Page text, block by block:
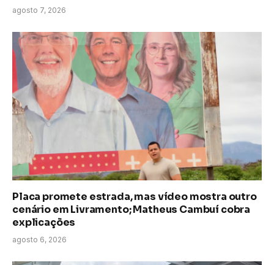
agosto 7, 2026
Placa promete estrada, mas vídeo mostra outro
cenário em Livramento; Matheus Cambuí cobra
explicações
agosto 6, 2026